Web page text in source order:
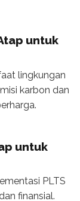
untuk
lingkungan
karbon dan
untuk
PLTS
finansial.